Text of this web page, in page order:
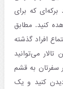
که برای
کنید. مطابق
افراد گذشته
می‌توانید
سفرتان به قشم
دیدن کنید و یک